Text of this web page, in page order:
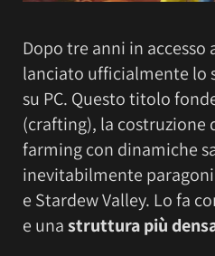
Dopo tre anni in
lanciato ufficialmente lo
su PC. Questo titolo
(crafting), la costruzione
farming con dinamiche
inevitabilmente
e Stardew Valley. Lo fa
e unastruttura più